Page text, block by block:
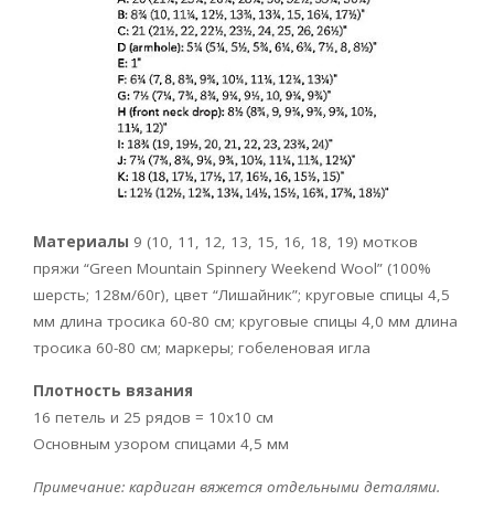
Материалы 9 (10, 11, 12, 13, 15, 16, 18, 19) мотков
пряжи “Green Mountain Spinnery Weekend Wool” (100%
шерсть; 128м/60г), цвет “Лишайник”; круговые спицы 4,5
мм длина тросика 60-80 см; круговые спицы 4,0 мм длина
тросика 60-80 см; маркеры; гобеленовая игла
Плотность вязания
16 петель и 25 рядов = 10х10 см
Основным узором спицами 4,5 мм
Примечание: кардиган вяжется отдельными деталями.